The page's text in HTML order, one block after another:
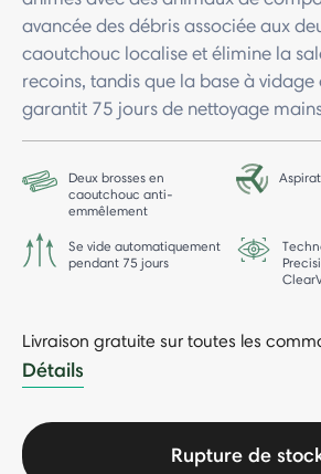
avancée des débris associée aux
caoutchouc localise et élimine la
recoins, tandis que la base à
garantit 75 jours de nettoyage
Deux brosses en
caoutchouc anti-
emmêlement
Se vide automatiquement
pendant 75 jours
Livraison gratuite sur toutes les
Détails
Rupture de